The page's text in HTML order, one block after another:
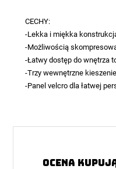
CECHY:
-Lekka i miękka
-Możliwością
-Łatwy dostęp do wnętrza
-Trzy wewnętrzne
-Panel velcro dla łatwej
Ocena